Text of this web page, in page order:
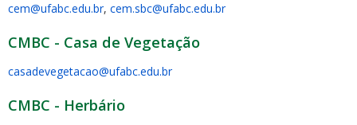
cem@ufabc.edu.br, cem.sbc@ufabc.edu.br
CMBC - Casa de Vegetação
casadevegetacao@ufabc.edu.br
CMBC - Herbário